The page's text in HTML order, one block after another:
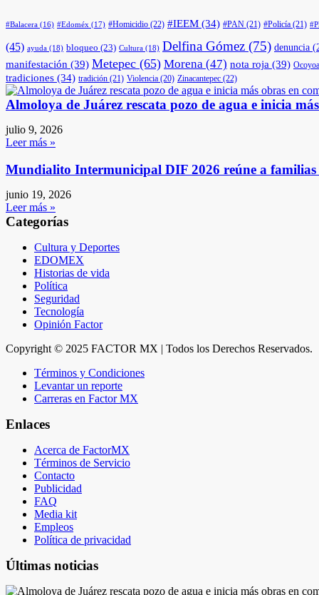
#Balacera (16) #Edoméx (17) #Homicidio (22) #IEEM (34) #PAN (21) #Policía (21)
(45) ayuda (18) bloqueo (23) Cultura (18) Delfina Gómez (75) denuncia
manifestación (39) Metepec (65) Morena (47) nota roja (39)
tradiciones (34) tradición (21) Violencia (20) Zinacantepec (22)
Almoloya de Juárez rescata pozo de agua e inicia
julio 9, 2026
Leer más »
Mundialito Intermunicipal DIF 2026 reúne a familias
junio 19, 2026
Leer más »
Categorías
Cultura y Deportes
EDOMEX
Historias de vida
Política
Seguridad
Tecnología
Opinión Factor
Copyright © 2025 FACTOR MX | Todos los Derechos Reservados.
Términos y Condiciones
Levantar un reporte
Carreras en Factor MX
Enlaces
Acerca de FactorMX
Términos de Servicio
Contacto
Publicidad
FAQ
Media kit
Empleos
Política de privacidad
Últimas noticias